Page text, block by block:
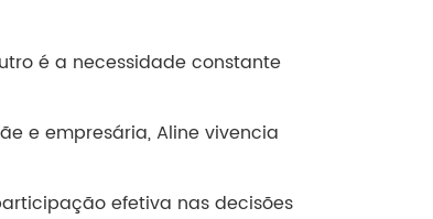
é a necessidade constante
e empresária, Aline vivencia
efetiva nas decisões